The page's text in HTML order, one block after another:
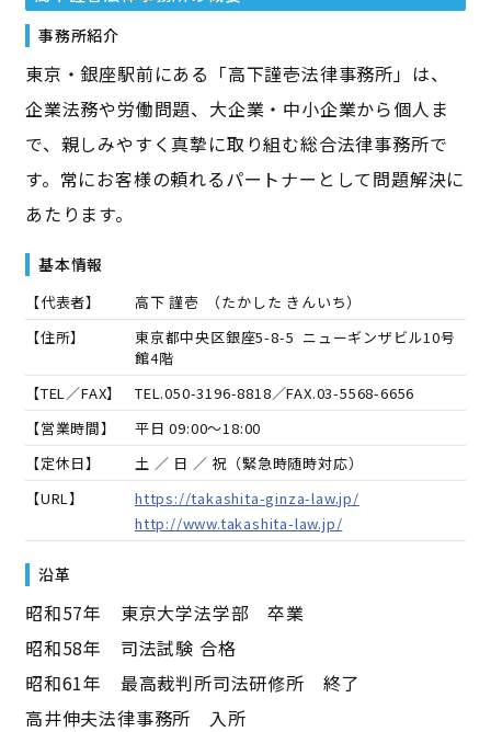
事務所紹介
東京・銀座駅前にある「高下謹壱法律事務所」は、
企業法務や労働問題、大企業・中小企業から個人ま
で、親しみやすく真摯に取り組む総合法律事務所で
す。常にお客様の頼れるパートナーとして問題解決に
あたります。
基本情報
【代表者】 高下 謹壱 （たかした きんいち）
【住所】
東京都中央区銀座5-8-5 ニューギンザビル10号
館4階
【TEL／FAX】
TEL.050-3196-8818／FAX.03-5568-6656
【営業時間】
平日 09:00～18:00
【定休日】
土 ／ 日 ／ 祝（緊急時随時対応）
【URL】
https://takashita-ginza-law.jp/
http://www.takashita-law.jp/
沿革
昭和57年 東京大学法学部 卒業
昭和58年 司法試験 合格
昭和61年 最高裁判所司法研修所 終了
高井伸夫法律事務所 入所